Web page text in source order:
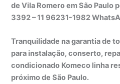
de Vila Romero em São Paulo
3392 – 11 96231-1982
Tranquilidade na garantia de
para instalação, conserto,
condicionado Komeco linha
próximo de São Paulo.